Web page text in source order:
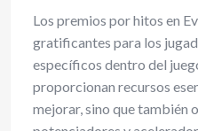
Los premios por hitos en
gratificantes para los
específicos dentro del
proporcionan recursos
mejorar, sino que también